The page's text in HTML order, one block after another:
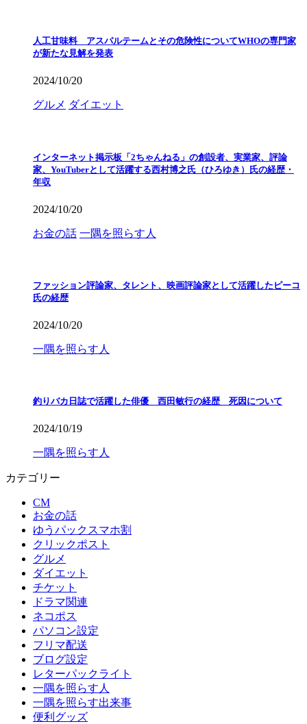
人工甘味料 アスパルテームとその危険性についてWHOの専門家
が新たな見解を発表
2024/10/20
グルメ ダイエット
インターネット掲示板「2ちゃんねる」の創設者、実業家、評論
家、YouTuberとして活躍する西村博之氏（ひろゆき）氏の経歴・
年収
2024/10/20
お金の話 一隅を照らす人
ファッション評論家、タレント、映画評論家として活躍したピーコ
氏の経歴
2024/10/20
一隅を照らす人
釣りバカ日誌で活躍した俳優 西田敏行の経歴 死因について
2024/10/19
一隅を照らす人
カテゴリー
CM
お金の話
ゆうパックスマホ割
クリックポスト
グルメ
ダイエット
チケット
ドラマ関連
ネコポス
パソコン設定
フリマ配送
ブログ設定
レターパックライト
一隅を照らす人
一隅を照らす出来事
便利グッズ